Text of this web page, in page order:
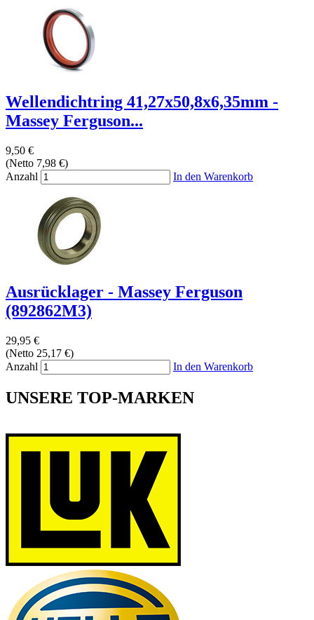
Wellendichtring 41,27x50,8x6,35mm -
Massey Ferguson...
9,50 €
(Netto 7,98 €)
Anzahl
In den Warenkorb
Ausrücklager - Massey Ferguson
(892862M3)
29,95 €
(Netto 25,17 €)
Anzahl
In den Warenkorb
UNSERE TOP-MARKEN